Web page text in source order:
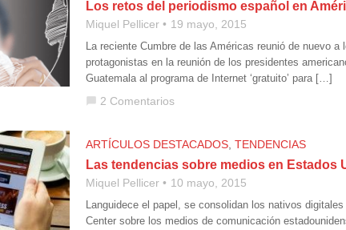
Los retos del periodismo español en
Miquel Pellicer 19 mayo, 2015
La reciente Cumbre de las Américas reunió de nuevo
protagonistas en la reunión de los presidentes
Guatemala al programa de Internet ‘gratuito’ para […]
chat_bubble 2 Comentarios
ARTÍCULOS DESTACADOS TENDENCIAS
Las tendencias sobre medios en Estados
Miquel Pellicer 10 mayo, 2015
Languidece el papel, se consolidan los nativos
Center sobre los medios de comunicación